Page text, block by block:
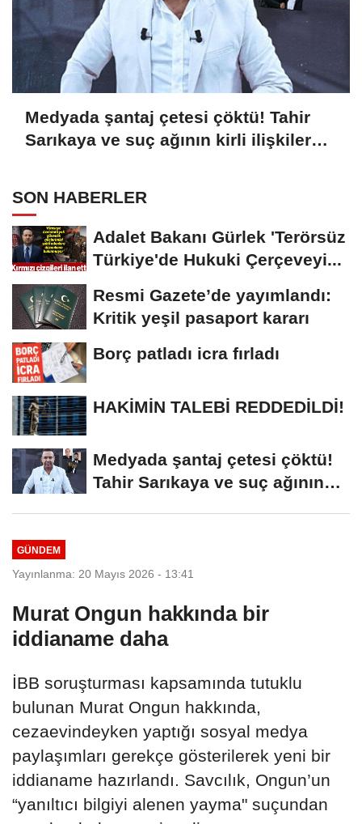
Medyada şantaj çetesi çöktü! Tahir
Sarıkaya ve suç ağının kirli ilişkiler
SON HABERLER
Adalet Bakanı Gürlek 'Terörsüz
Türkiye'de Hukuki Çerçeveyi...
Resmi Gazete’de yayımlandı:
Kritik yeşil pasaport kararı
Borç patladı icra fırladı
HAKİMİN TALEBİ REDDEDİLDİ!
Medyada şantaj çetesi çöktü!
Tahir Sarıkaya ve suç ağının
GÜNDEM
Yayınlanma: 20 Mayıs 2026 - 13:41
Murat Ongun hakkında bir
iddianame daha
İBB soruşturması kapsamında tutuklu
bulunan Murat Ongun hakkında,
cezaevindeyken yaptığı sosyal medya
paylaşımları gerekçe gösterilerek yeni bir
iddianame hazırlandı. Savcılık, Ongun’un
“yanıltıcı bilgiyi alenen yayma" suçundan